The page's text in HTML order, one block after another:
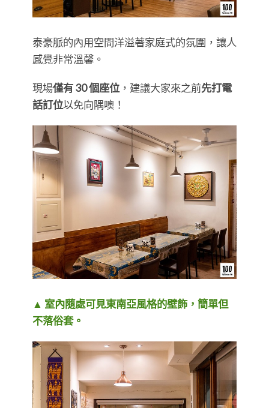
泰豪脈的內用空間洋溢著家庭式的氛圍，讓人
感覺非常溫馨。
現場僅有 30 個座位 ，建議大家來之前先打電
話訂位以免向隅噢！
▲ 室內隨處可見東南亞風格的壁飾，簡單但
不落俗套。